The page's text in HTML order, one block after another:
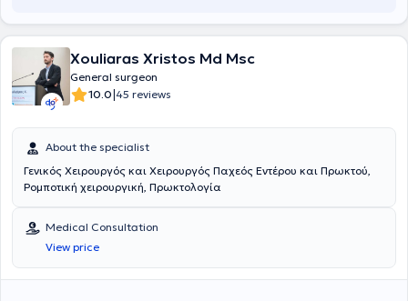
a member of the Athens Medical Association and the Hellenic
companies.
Xouliaras Xristos Md Msc
General surgeon
10.0|45 reviews
About the specialist
Γενικός Χειρουργός και Χειρουργός Παχεός Εντέρου και Πρωκτού,
Ρομποτική χειρουργική, Πρωκτολογία
Medical Consultation
View price